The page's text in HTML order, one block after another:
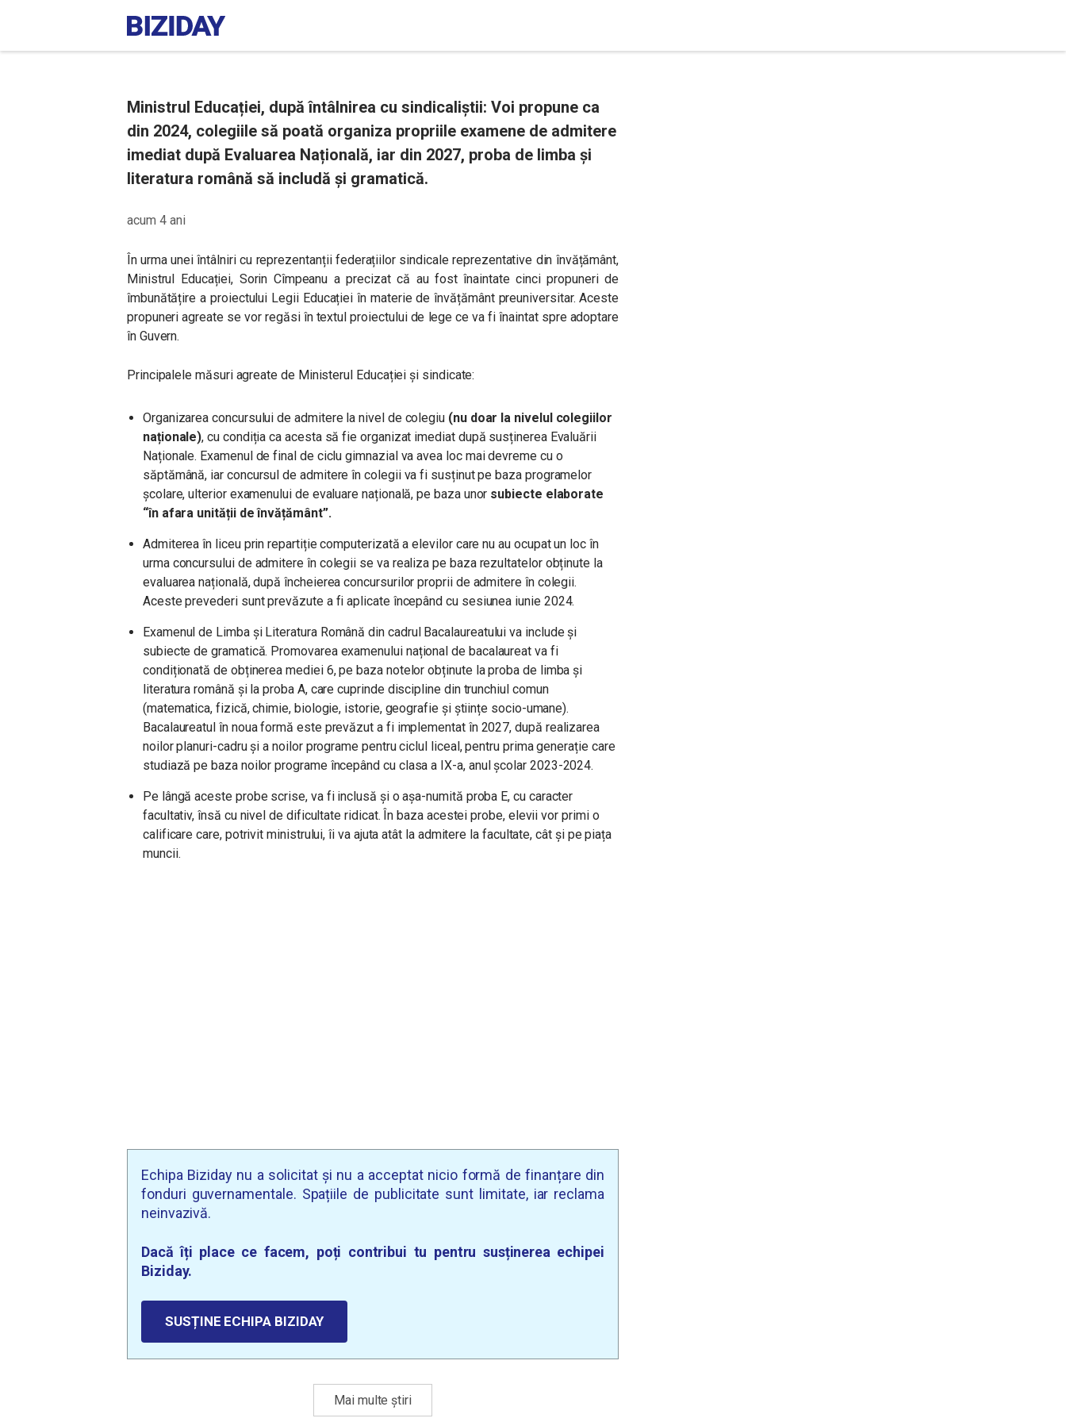
Ministrul Educației, după întâlnirea cu sindicaliștii: Voi propune ca
din 2024, colegiile să poată organiza propriile examene de admitere
imediat după Evaluarea Națională, iar din 2027, proba de limba și
literatura română să includă și gramatică.
acum 4 ani
În urma unei întâlniri cu reprezentanții federațiilor sindicale reprezentative din învățământ,
Ministrul Educației, Sorin Cîmpeanu a precizat că au fost înaintate cinci propuneri de
îmbunătățire a proiectului Legii Educației în materie de învățământ preuniversitar. Aceste
propuneri agreate se vor regăsi în textul proiectului de lege ce va fi înaintat spre adoptare
în Guvern.
Principalele măsuri agreate de Ministerul Educației și sindicate:
Organizarea concursului de admitere la nivel de colegiu (nu doar la nivelul colegiilor
naționale), cu condiția ca acesta să fie organizat imediat după susținerea Evaluării
Naționale. Examenul de final de ciclu gimnazial va avea loc mai devreme cu o
săptămână, iar concursul de admitere în colegii va fi susținut pe baza programelor
școlare, ulterior examenului de evaluare națională, pe baza unor subiecte elaborate
“în afara unității de învățământ”.
Admiterea în liceu prin repartiție computerizată a elevilor care nu au ocupat un loc în
urma concursului de admitere în colegii se va realiza pe baza rezultatelor obținute la
evaluarea națională, după încheierea concursurilor proprii de admitere în colegii.
Aceste prevederi sunt prevăzute a fi aplicate începând cu sesiunea iunie 2024.
Examenul de Limba și Literatura Română din cadrul Bacalaureatului va include și
subiecte de gramatică. Promovarea examenului național de bacalaureat va fi
condiționată de obținerea mediei 6, pe baza notelor obținute la proba de limba și
literatura română și la proba A, care cuprinde discipline din trunchiul comun
(matematica, fizică, chimie, biologie, istorie, geografie și științe socio-umane).
Bacalaureatul în noua formă este prevăzut a fi implementat în 2027, după realizarea
noilor planuri-cadru și a noilor programe pentru ciclul liceal, pentru prima generație care
studiază pe baza noilor programe începând cu clasa a IX-a, anul școlar 2023-2024.
Pe lângă aceste probe scrise, va fi inclusă și o așa-numită proba E, cu caracter
facultativ, însă cu nivel de dificultate ridicat. În baza acestei probe, elevii vor primi o
calificare care, potrivit ministrului, îi va ajuta atât la admitere la facultate, cât și pe piața
muncii.
Echipa Biziday nu a solicitat și nu a acceptat nicio formă de finanțare din
fonduri guvernamentale. Spațiile de publicitate sunt limitate, iar reclama
neinvazivă.
Dacă îți place ce facem, poți contribui tu pentru susținerea echipei
Biziday.
SUSȚINE ECHIPA BIZIDAY
Mai multe știri